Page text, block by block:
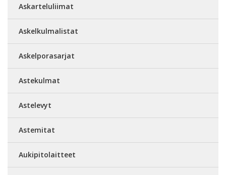
Askarteluliimat
Askelkulmalistat
Askelporasarjat
Astekulmat
Astelevyt
Astemitat
Aukipitolaitteet